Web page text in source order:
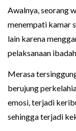
Awalnya, seorang
menempati kamar
lain karena
pelaksanaan
Merasa
berujung
emosi, terjadi
sehingga terjadi